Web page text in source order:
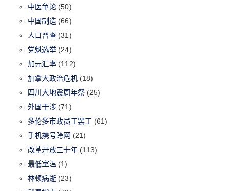
中医争论 (50)
中国制造 (66)
人口普查 (31)
党魁选举 (24)
加元汇率 (112)
加拿大政治危机 (18)
四川大地震周年祭 (25)
外国干涉 (71)
多伦多市政员工罢工 (61)
手机携号跨网 (21)
改革开放三十年 (113)
最低室温 (1)
林顿病逝 (23)